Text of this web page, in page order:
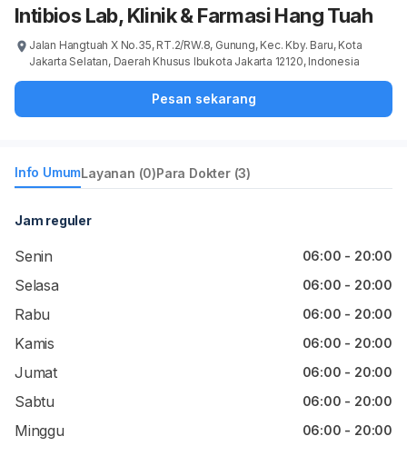
Intibios Lab, Klinik & Farmasi Hang Tuah
Jalan Hangtuah X No.35, RT.2/RW.8, Gunung, Kec. Kby. Baru, Kota
Jakarta Selatan, Daerah Khusus Ibukota Jakarta 12120, Indonesia
Pesan sekarang
Info UmumLayanan (0)Para Dokter (3)
Jam reguler
Senin 06:00 - 20:00
Selasa 06:00 - 20:00
Rabu 06:00 - 20:00
Kamis 06:00 - 20:00
Jumat 06:00 - 20:00
Sabtu 06:00 - 20:00
Minggu 06:00 - 20:00